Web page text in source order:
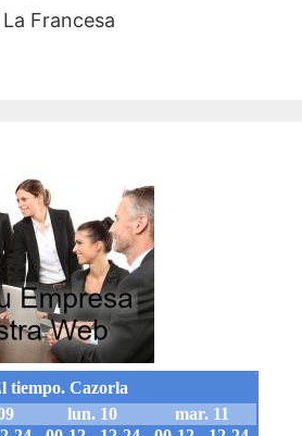
La Francesa